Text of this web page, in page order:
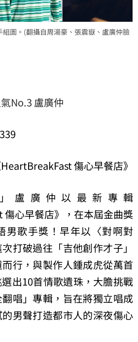
圖。(翻攝自周湯豪、張震嶽、盧廣仲臉
No.3 盧廣仲
傷心早餐店》
盧廣仲以最新專輯
傷心早餐店》，在本屆金曲獎
男歌手獎！早年以〈對啊對
打破過往「吉他創作才子」
行，與製作人鍾成虎從萬首
出10首情歌遺珠，大膽挑戰
唱」專輯，旨在將獨立唱成
男聲打造都市人的深夜傷心